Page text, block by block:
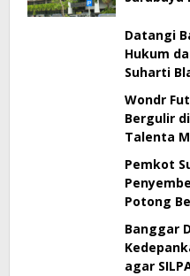
Datangi
Hukum
Suharti
Wondr
Bergulir
Talenta
Pemkot
Potong
Banggar
agar